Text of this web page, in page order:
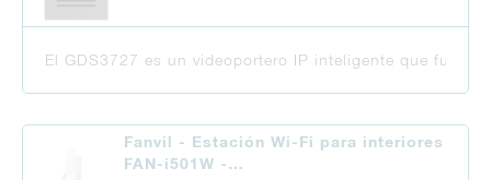
El GDS3727 es un videoportero IP inteligente que
Fanvil - Estación Wi-Fi para interiores
FAN-i501W -…